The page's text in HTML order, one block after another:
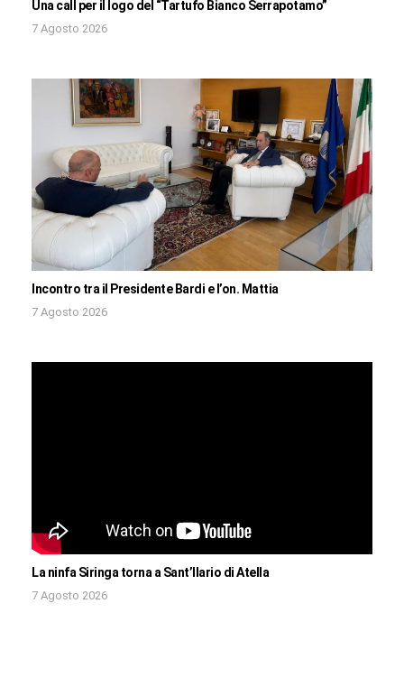
Una call per il logo del “Tartufo Bianco Serrapotamo”
7 Agosto 2026
Incontro tra il Presidente Bardi e l’on. Mattia
7 Agosto 2026
La ninfa Siringa torna a Sant’Ilario di Atella
7 Agosto 2026